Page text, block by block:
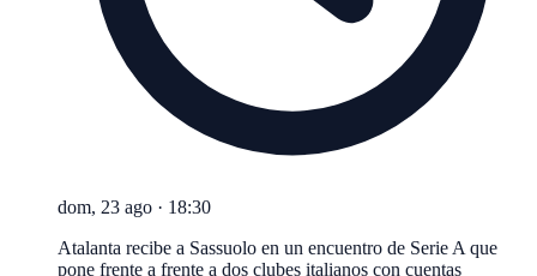
dom, 23 ago · 18:30
Atalanta recibe a Sassuolo en un encuentro de Serie A que
pone frente a frente a dos clubes italianos con cuentas